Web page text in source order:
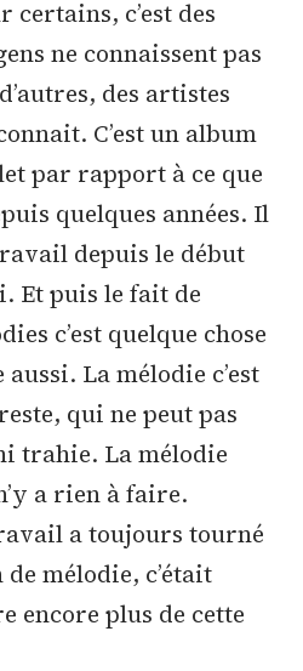
c’est des
ne connaissent pas
des artistes
C’est un album
par rapport à ce que
quelques années. Il
depuis le début
Et puis le fait de
c’est quelque chose
La mélodie c’est
qui ne peut pas
trahie. La mélodie
a rien à faire.
a toujours tourné
mélodie, c’était
encore plus de cette